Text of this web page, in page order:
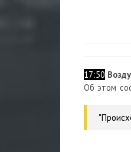
17:50
Об этом